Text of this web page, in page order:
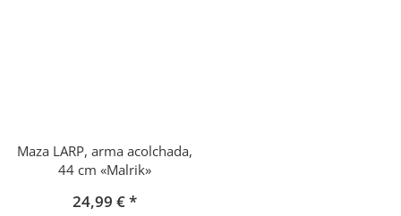
Maza LARP, arma acolchada,
44 cm «Malrik»
24,99 €*